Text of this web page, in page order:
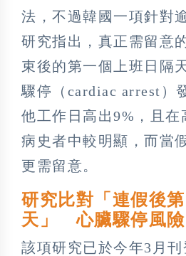
法，不過韓國一項針對
研究指出，真正需留意
束後的第一個上班日隔
驟停（cardiac arrest）
他工作日高出9%，且在
病史者中較明顯，而當
更需留意。
研究比對「連假後
天」 心臟驟停風險
該項研究已於今年3月刊